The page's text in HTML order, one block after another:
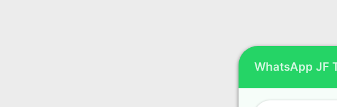
WhatsApp JF